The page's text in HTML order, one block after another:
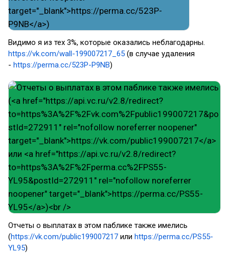
Видимо я из тех 3%, которые оказались неблагодарны.
https://vk.com/wall-199007217_65 (в случае удаления
- https://perma.cc/523P-P9NB)
Отчеты о выплатах в этом паблике также имелись
(https://vk.com/public199007217 или https://perma.cc/PS55-
YL95)